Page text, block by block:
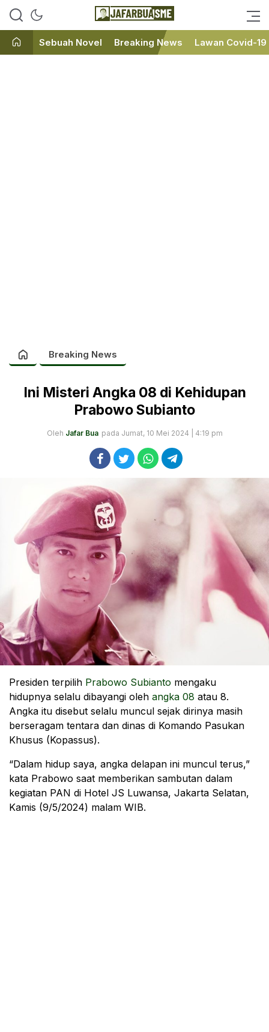
JafarBua
Ini bukan Media Online, Ini
Sebuah Novel Breaking News Lawan Covid-19
Breaking News
Ini Misteri Angka 08 di Kehidupan
Prabowo Subianto
Oleh Jafar Bua pada Jumat, 10 Mei 2024 | 4:19 pm
Presiden terpilih Prabowo Subianto mengaku
hidupnya selalu dibayangi oleh angka 08 atau 8.
Angka itu disebut selalu muncul sejak dirinya masih
berseragam tentara dan dinas di Komando Pasukan
Khusus (Kopassus).
“Dalam hidup saya, angka delapan ini muncul terus,”
kata Prabowo saat memberikan sambutan dalam
kegiatan PAN di Hotel JS Luwansa, Jakarta Selatan,
Kamis (9/5/2024) malam WIB.